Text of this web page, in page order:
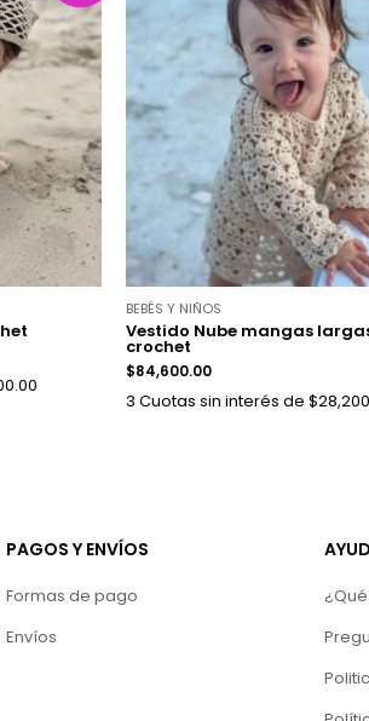
BEBÉS Y NIÑOS
Vestido Nube mangas
crochet
$84,600.00
3 Cuotas sin interés de
PAGOS Y ENVÍOS
Formas de pago
Envíos